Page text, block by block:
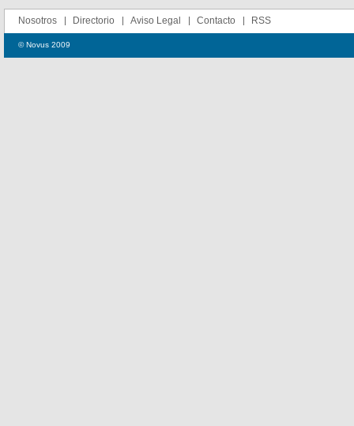
Nosotros Directorio Aviso Legal Contacto RSS
© Novus 2009